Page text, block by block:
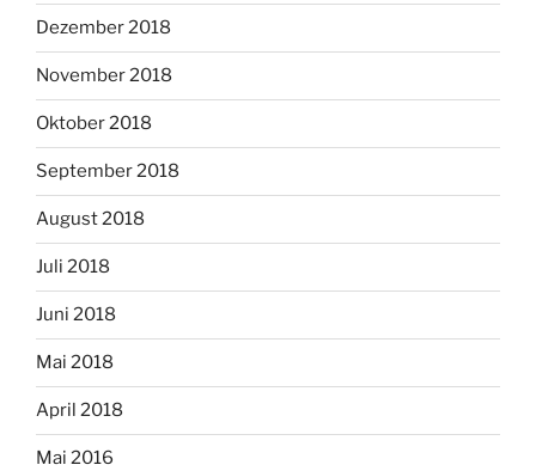
Dezember 2018
November 2018
Oktober 2018
September 2018
August 2018
Juli 2018
Juni 2018
Mai 2018
April 2018
Mai 2016